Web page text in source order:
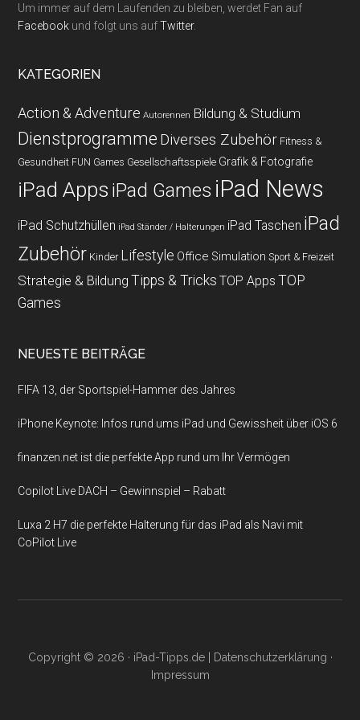
Um immer auf dem Laufenden zu bleiben, werdet Fan auf
Facebook und folgt uns aufTwitter.
KATEGORIEN
Action & Adventure Autorennen Bildung & Studium
Dienstprogramme Diverses Zubehör Fitness &
Gesundheit FUN Games Gesellschaftsspiele Grafik & Fotografie
iPad Apps iPad Games iPad News
iPad Schutzhüllen iPad Ständer / Halterungen iPad Taschen iPad
Zubehör Kinder Lifestyle Office Simulation Sport & Freizeit
Strategie & Bildung Tipps & Tricks TOP Apps TOP
Games
NEUESTE BEITRÄGE
FIFA 13, der Sportspiel-Hammer des Jahres
iPhone Keynote: Infos rund ums iPad und Gewissheit über iOS 6
finanzen.net ist die perfekte App rund um Ihr Vermögen
Copilot Live DACH – Gewinnspiel – Rabatt
Luxa 2 H7 die perfekte Halterung für das iPad als Navi mit
CoPilot Live
Copyright © 2026 · iPad-Tipps.de| Datenschutzerklärung ·
Impressum